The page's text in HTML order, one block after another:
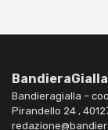
BandieraGialla
Bandieragialla –
Pirandello 24 ,